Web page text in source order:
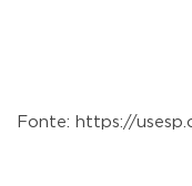
Fonte: https://